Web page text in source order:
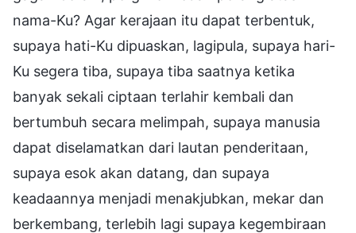
nama-Ku? Agar kerajaan itu dapat terbentuk,
supaya hati-Ku dipuaskan, lagipula, supaya hari-
Ku segera tiba, supaya tiba saatnya ketika
banyak sekali ciptaan terlahir kembali dan
bertumbuh secara melimpah, supaya manusia
dapat diselamatkan dari lautan penderitaan,
supaya esok akan datang, dan supaya
keadaannya menjadi menakjubkan, mekar dan
berkembang, terlebih lagi supaya kegembiraan